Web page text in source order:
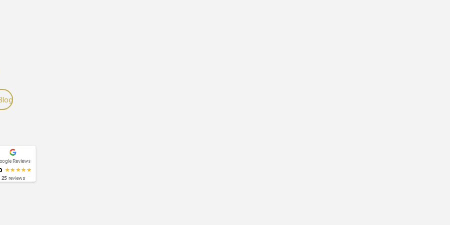
Reviews
25 reviews